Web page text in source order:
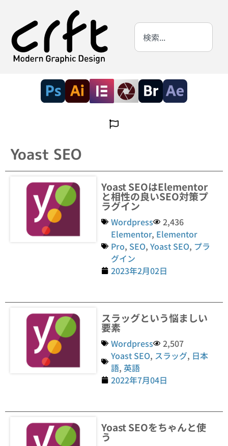
Yoast SEO
Yoast SEOはElementor
と相性の良いSEO対策プ
ラグイン
Wordpress
2,436
Elementor, Elementor
Pro, SEO,Yoast SEO, プラ
グイン
2023年2月02日
スラッグという悩ましい
要素
Wordpress
2,507
Yoast SEO, スラッグ, 日本
語, 英語
2022年7月04日
Yoast SEOをちゃんと使
う